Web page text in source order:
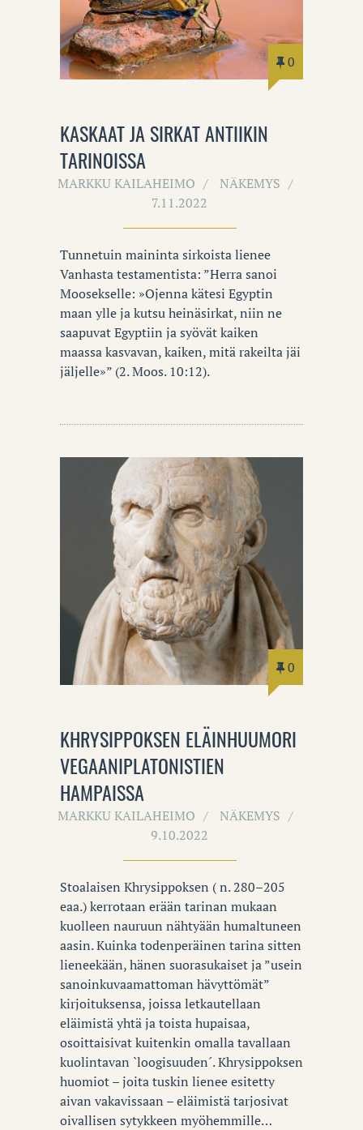
0
KASKAAT JA SIRKAT ANTIIKIN
TARINOISSA
MARKKU KAILAHEIMO
NÄKEMYS
7.11.2022
Tunnetuin maininta sirkoista lienee
Vanhasta testamentista: ”Herra sanoi
Moosekselle: »Ojenna kätesi Egyptin
maan ylle ja kutsu heinäsirkat, niin ne
saapuvat Egyptiin ja syövät kaiken
maassa kasvavan, kaiken, mitä rakeilta jäi
jäljelle»” (2. Moos. 10:12).
0
KHRYSIPPOKSEN ELÄINHUUMORI
VEGAANIPLATONISTIEN
HAMPAISSA
MARKKU KAILAHEIMO
NÄKEMYS
9.10.2022
Stoalaisen Khrysippoksen ( n. 280–205
eaa.) kerrotaan erään tarinan mukaan
kuolleen nauruun nähtyään humaltuneen
aasin. Kuinka todenperäinen tarina sitten
lieneekään, hänen suorasukaiset ja ”usein
sanoinkuvaamattoman hävyttömät”
kirjoituksensa, joissa letkautellaan
eläimistä yhtä ja toista hupaisaa,
osoittaisivat kuitenkin omalla tavallaan
kuolintavan `loogisuuden´. Khrysippoksen
huomiot – joita tuskin lienee esitetty
aivan vakavissaan – eläimistä tarjosivat
oivallisen sytykkeen myöhemmille…